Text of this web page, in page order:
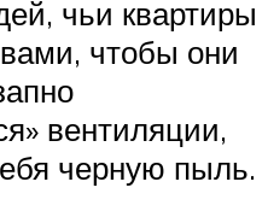
чьи квартиры
чтобы они
вентиляции,
черную пыль.